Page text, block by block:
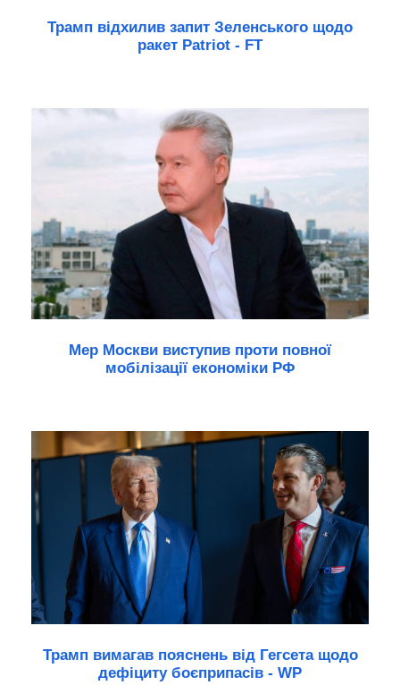
Трамп відхилив запит Зеленського щодо
ракет Patriot - FT
Мер Москви виступив проти повної
мобілізації економіки РФ
Трамп вимагав пояснень від Гегсета щодо
дефіциту боєприпасів - WP